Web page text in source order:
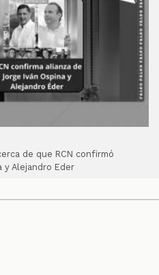
de que RCN confirmó
y Alejandro Eder